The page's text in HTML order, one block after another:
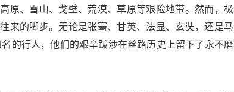
原、雪山、戈壁、荒漠、草原等艰险地带。然而，极
来的脚步。无论是张骞、甘英、法显、玄奘，还是马
的行人，他们的艰辛跋涉在丝路历史上留下了永不磨